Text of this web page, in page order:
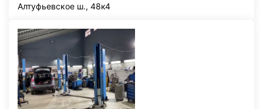
Алтуфьевское ш., 48к4